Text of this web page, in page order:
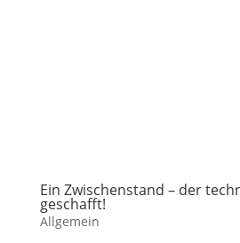
Ein Zwischenstand – der
geschafft!
Allgemein